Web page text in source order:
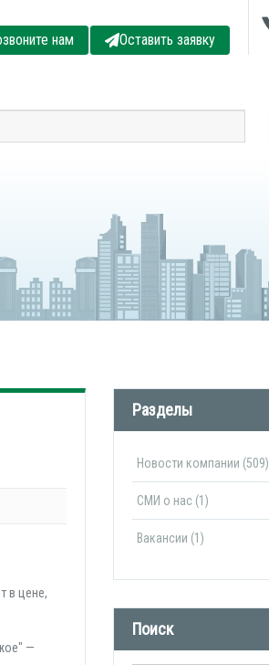
нам Оставить заявку
в цене,
—
Разделы
Новости компании (509)
СМИ о нас (1)
Вакансии (1)
Поиск